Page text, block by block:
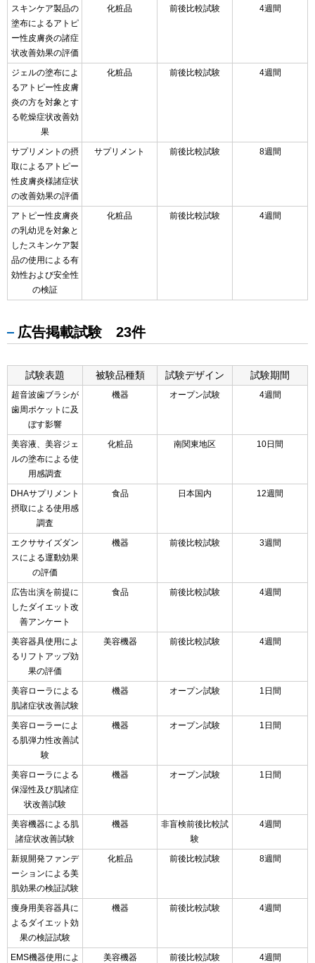
スキンケア製品の
塗布によるアトピ
ー性皮膚炎の諸症
状改善効果の評価
化粧品 前後比較試験 4週間
ジェルの塗布によ
るアトピー性皮膚
炎の方を対象とす
る乾燥症状改善効
果
化粧品 前後比較試験 4週間
サプリメントの摂
取によるアトピー
性皮膚炎様諸症状
の改善効果の評価
サプリメント 前後比較試験 8週間
アトピー性皮膚炎
の乳幼児を対象と
したスキンケア製
品の使用による有
効性および安全性
の検証
化粧品 前後比較試験 4週間
広告掲載試験 23件
試験表題 被験品種類 試験デザイン 試験期間
超音波歯ブラシが
歯周ポケットに及
ぼす影響
機器 オープン試験 4週間
美容液、美容ジェ
ルの塗布による使
用感調査
化粧品 南関東地区 10日間
DHAサプリメント
摂取による使用感
調査
食品 日本国内 12週間
エクササイズダン
スによる運動効果
の評価
機器 前後比較試験 3週間
広告出演を前提に
したダイエット改
善アンケート
食品 前後比較試験 4週間
美容器具使用によ
るリフトアップ効
果の評価
美容機器 前後比較試験 4週間
美容ローラによる
肌諸症状改善試験
機器 オープン試験 1日間
美容ローラーによ
る肌弾力性改善試
験
機器 オープン試験 1日間
美容ローラによる
保湿性及び肌諸症
状改善試験
機器 オープン試験 1日間
美容機器による肌
諸症状改善試験
機器
非盲検前後比較試
験
4週間
新規開発ファンデ
ーションによる美
肌効果の検証試験
化粧品 前後比較試験 8週間
痩身用美容器具に
よるダイエット効
果の検証試験
機器 前後比較試験 4週間
EMS機器使用によ 美容機器 前後比較試験 4週間